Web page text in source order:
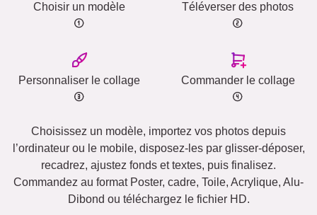
Choisir un modèle Téléverser des photos
Personnaliser le collage Commander le collage
Choisissez un modèle, importez vos photos depuis
l’ordinateur ou le mobile, disposez-les par glisser-déposer,
recadrez, ajustez fonds et textes, puis finalisez.
Commandez au format Poster, cadre, Toile, Acrylique, Alu-
Dibond ou téléchargez le fichier HD.